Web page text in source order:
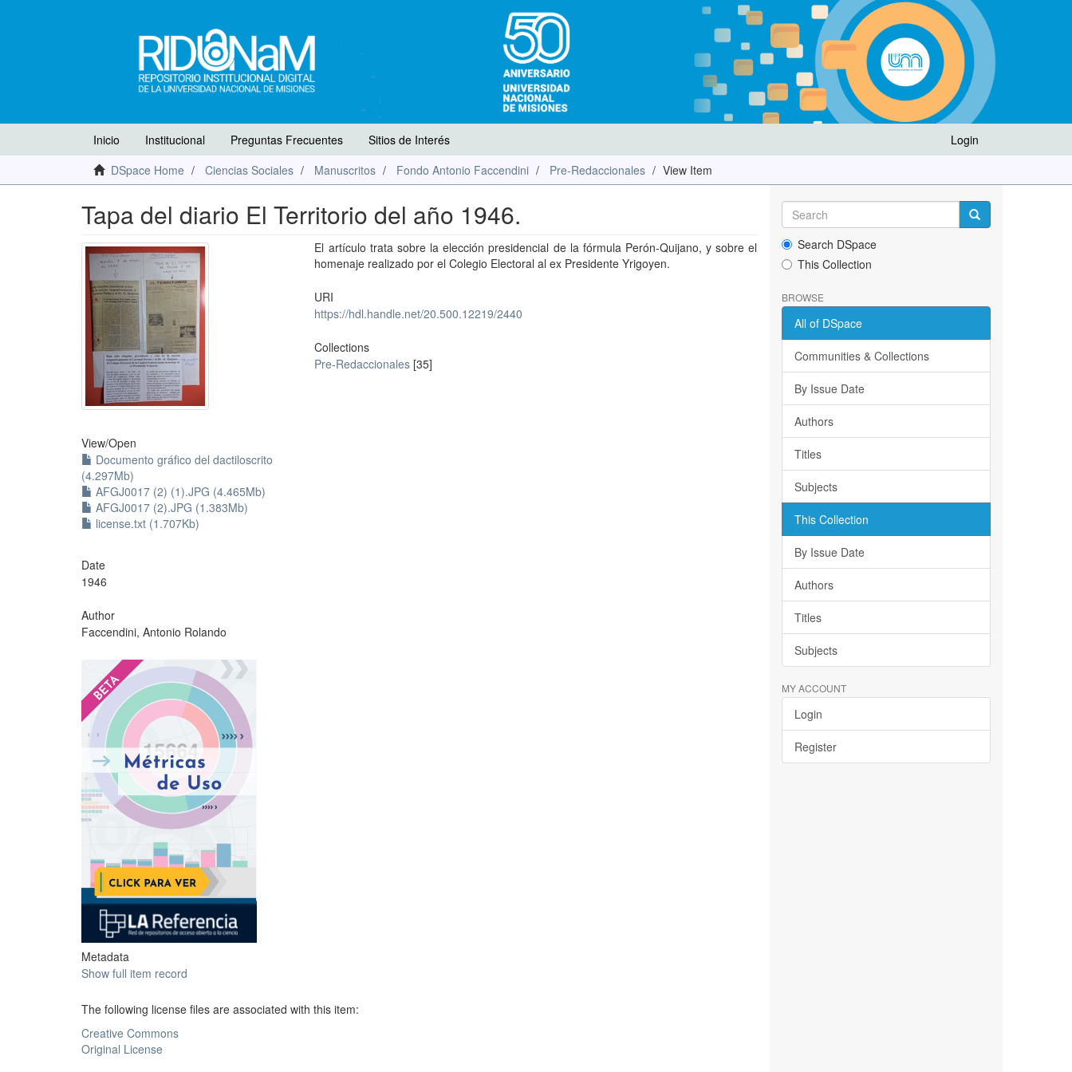
Login
Inicio Institucional Preguntas Frecuentes
Sitios de Interés
DSpace Home
Ciencias Sociales Manuscritos Fondo Antonio Faccendini Pre-Redaccionales View Item
Tapa del diario El Territorio del año 1946.
View/Open
Documento gráfico del dactiloscrito
(4.297Mb)
AFGJ0017 (2) (1).JPG (4.465Mb)
AFGJ0017 (2).JPG (1.383Mb)
license.txt (1.707Kb)
Date
1946
Author
Faccendini, Antonio Rolando
?
Metadata
Show full item record
El artículo trata sobre la elección presidencial de la fórmula Perón-Quijano, y sobre el
homenaje realizado por el Colegio Electoral al ex Presidente Yrigoyen.
URI
https://hdl.handle.net/20.500.12219/2440
Collections
Pre-Redaccionales [35]
The following license files are associated with this item:
Creative Commons
Original License
Search DSpace
This Collection
BROWSE
All of DSpace
Communities & Collections
By Issue Date
Authors
Titles
Subjects
This Collection
By Issue Date
Authors
Titles
Subjects
MY ACCOUNT
Login
Register